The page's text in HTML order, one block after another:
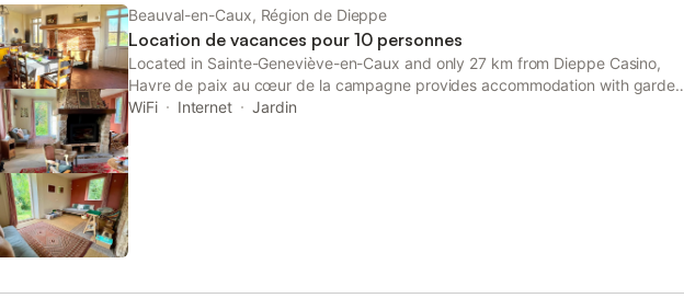
Veuillez noter que l'établissement est non-fumeur.
Beauval-en-Caux, Région de Dieppe
Location de vacances pour 10 personnes
Located in Sainte-Geneviève-en-Caux and only 27 km from Dieppe Casino,
Havre de paix au cœur de la campagne provides accommodation with garden
views, free WiFi and free private parking.
WiFi Internet Jardin